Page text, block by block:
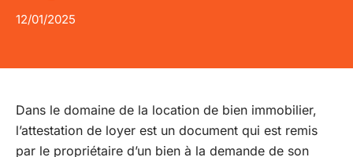
12/01/2025
Dans le domaine de la location de bien immobilier,
l’attestation de loyer est un document qui est remis
par le propriétaire d’un bien à la demande de son